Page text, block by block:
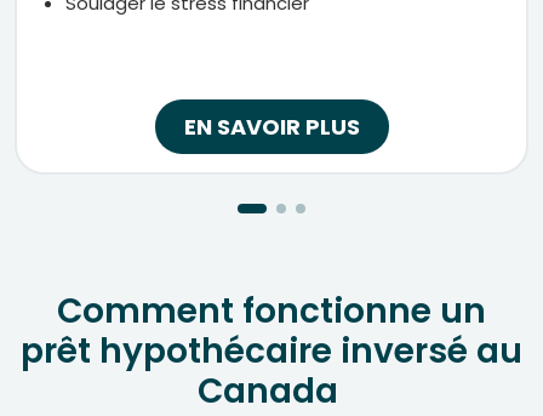
EN SAVOIR PLUS
Comment fonctionne un
prêt hypothécaire inversé au
Canada